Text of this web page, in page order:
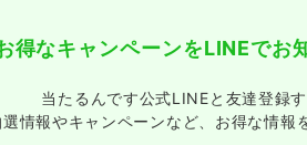
得なキャンペーンをLINEでお
当たるんです公式LINEと友達登録す
情報やキャンペーンなど、 お得な情報